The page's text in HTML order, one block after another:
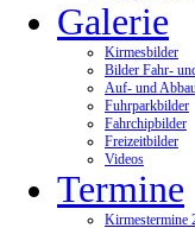
Galerie
Kirmesbilder
Bilder Fahr-
Auf- und
Fuhrparkbilder
Fahrchipbilder
Freizeitbilder
Videos
Termine
Kirmestermine